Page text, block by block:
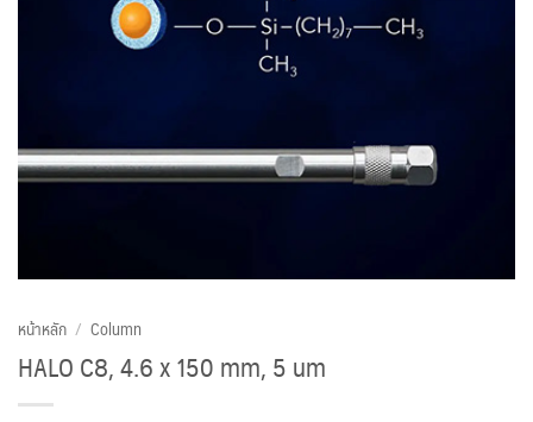
หน้าหลัก / Column
HALO C8, 4.6 x 150 mm, 5 um